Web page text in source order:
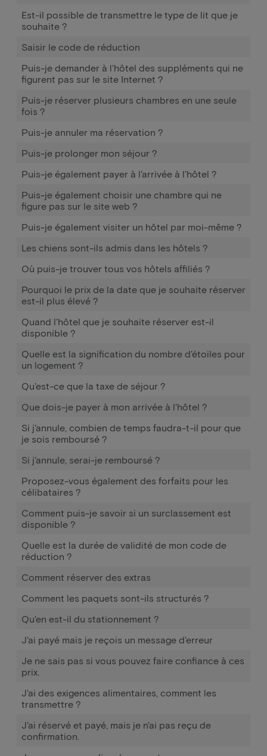
Est-il possible de transmettre le type de lit que je
souhaite ?
Saisir le code de réduction
Puis-je demander à l'hôtel des suppléments qui ne
figurent pas sur le site Internet ?
Puis-je réserver plusieurs chambres en une seule
fois ?
Puis-je annuler ma réservation ?
Puis-je prolonger mon séjour ?
Puis-je également payer à l'arrivée à l'hôtel ?
Puis-je également choisir une chambre qui ne
figure pas sur le site web ?
Puis-je également visiter un hôtel par moi-même ?
Les chiens sont-ils admis dans les hôtels ?
Où puis-je trouver tous vos hôtels affiliés ?
Pourquoi le prix de la date que je souhaite réserver
est-il plus élevé ?
Quand l'hôtel que je souhaite réserver est-il
disponible ?
Quelle est la signification du nombre d'étoiles pour
un logement ?
Qu'est-ce que la taxe de séjour ?
Que dois-je payer à mon arrivée à l'hôtel ?
Si j'annule, combien de temps faudra-t-il pour que
je sois remboursé ?
Si j'annule, serai-je remboursé ?
Proposez-vous également des forfaits pour les
célibataires ?
Comment puis-je savoir si un surclassement est
disponible ?
Quelle est la durée de validité de mon code de
réduction ?
Comment réserver des extras
Comment les paquets sont-ils structurés ?
Qu'en est-il du stationnement ?
J'ai payé mais je reçois un message d'erreur
Je ne sais pas si vous pouvez faire confiance à ces
prix.
J'ai des exigences alimentaires, comment les
transmettre ?
J'ai réservé et payé, mais je n'ai pas reçu de
confirmation.